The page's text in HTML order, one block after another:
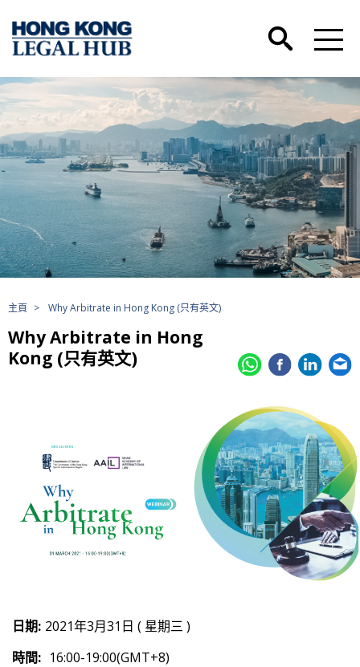
主頁 > Why Arbitrate in Hong Kong (只有英文)
Why Arbitrate in Hong
Kong (只有英文)
日期: 2021年3月31日 ( 星期三 )
時間: 16:00-19:00(GMT+8)